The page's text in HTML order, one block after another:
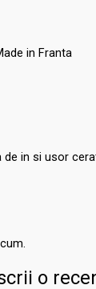
in Franta
de in si usor
o